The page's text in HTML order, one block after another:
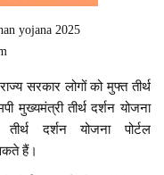
yojana 2025
सरकार लोगों को मुफ्त तीर्थ
मुख्यमंत्री तीर्थ दर्शन योजना
दर्शन योजना पोर्टल
हैं।